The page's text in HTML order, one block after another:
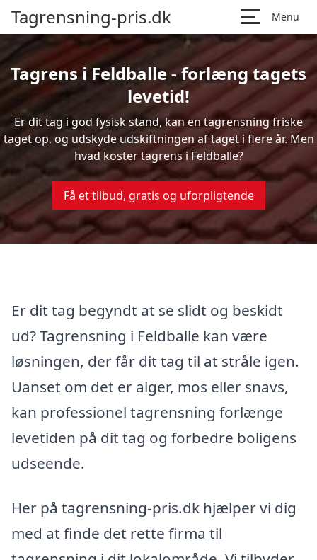
Tagrensning-pris.dk Menu
Tagrens i Feldballe - forlæng tagets
levetid!
Er dit tag i god fysisk stand, kan en tagrensning friske
taget op, og udskyde udskiftningen af taget i flere år. Men
hvad koster tagrens i Feldballe?
Få et tilbud, gratis og uforpligtende
Er dit tag begyndt at se slidt og beskidt
ud? Tagrensning i Feldballe kan være
løsningen, der får dit tag til at stråle igen.
Uanset om det er alger, mos eller snavs,
kan professionel tagrensning forlænge
levetiden på dit tag og forbedre boligens
udseende.
Her på tagrensning-pris.dk hjælper vi dig
med at finde det rette firma til